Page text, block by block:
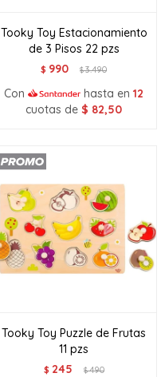
Tooky Toy Estacionamiento
de 3 Pisos 22 pzs
$ 990 $3.490
Con hasta en 12
cuotas de $ 82,50
Tooky Toy Puzzle de Frutas
11 pzs
$ 245 $490